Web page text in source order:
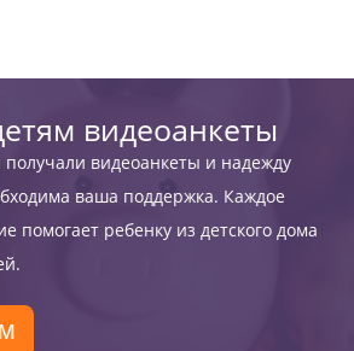
видеоанкеты
видеоанкеты и надежду
ваша поддержка. Каждое
помогает ребенку из детского дома